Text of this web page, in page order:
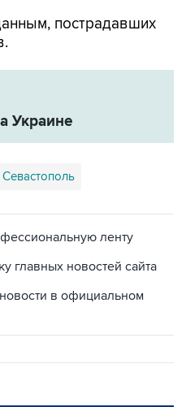
пострадавших
Украине
Севастополь
ленту
главных новостей сайта
в официальном